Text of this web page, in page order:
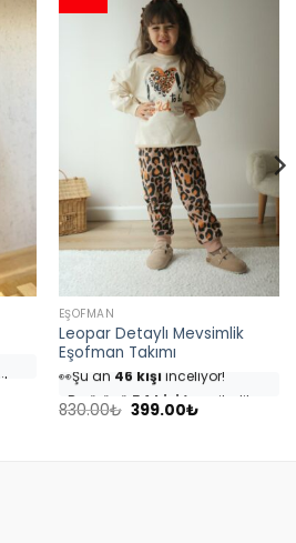
EŞOFMAN
Leopar Detaylı Mevsimlik
Eşofman Takımı
👀Şu an46 kişiinceliyor!
⭐️Bu ürünü54 kişifavoriledi!
🛒25 kişisepetine ekledi!
830.00₺ Orijinal
399.00₺Şu